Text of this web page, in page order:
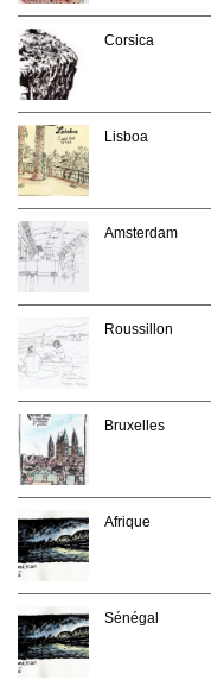
Corsica
Lisboa
Amsterdam
Roussillon
Bruxelles
Afrique
Sénégal